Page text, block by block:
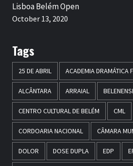
Lisboa Belém Open
October 13, 2020
Tags
25 DE ABRIL ACADEMIA DRAMÁTICA
ALCÂNTARA ARRAIAL
CENTRO CULTURAL DE BELÉM CML
CORDOARIA NACIONAL CÂMARA
DOLOR DOSE DUPLA EDP